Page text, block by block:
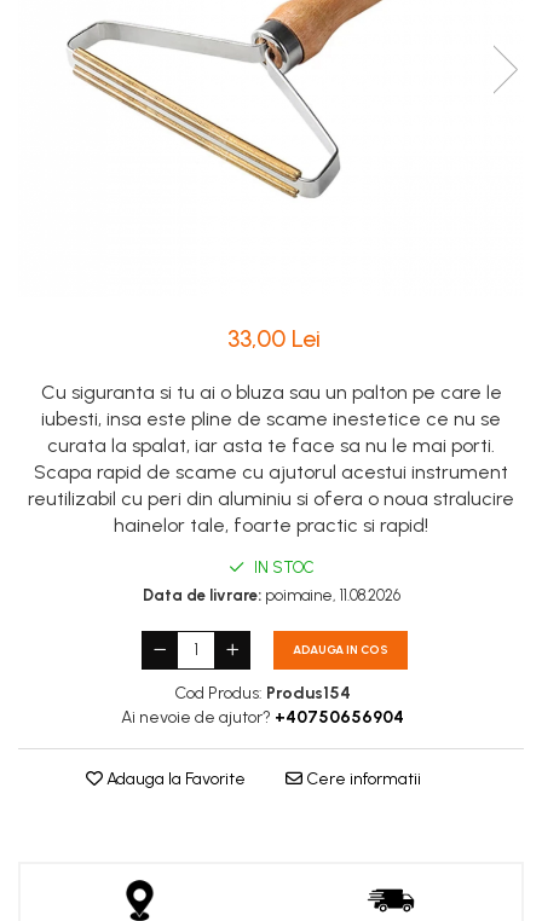
Intretinere Textile si Covoare
Accesorii Gradina
Markere Multisuprafete
33,00 Lei
Cu siguranta si tu ai o bluza sau un palton pe care le
iubesti, insa este pline de scame inestetice ce nu se
curata la spalat, iar asta te face sa nu le mai porti.
Scapa rapid de scame cu ajutorul acestui instrument
reutilizabil cu peri din aluminiu si ofera o noua stralucire
hainelor tale, foarte practic si rapid!
IN STOC
Data de livrare:poimaine, 11.08.2026
ADAUGA IN COS
Cod Produs: Produs154
Ai nevoie de ajutor? +40750656904
Adauga la Favorite Cere informatii